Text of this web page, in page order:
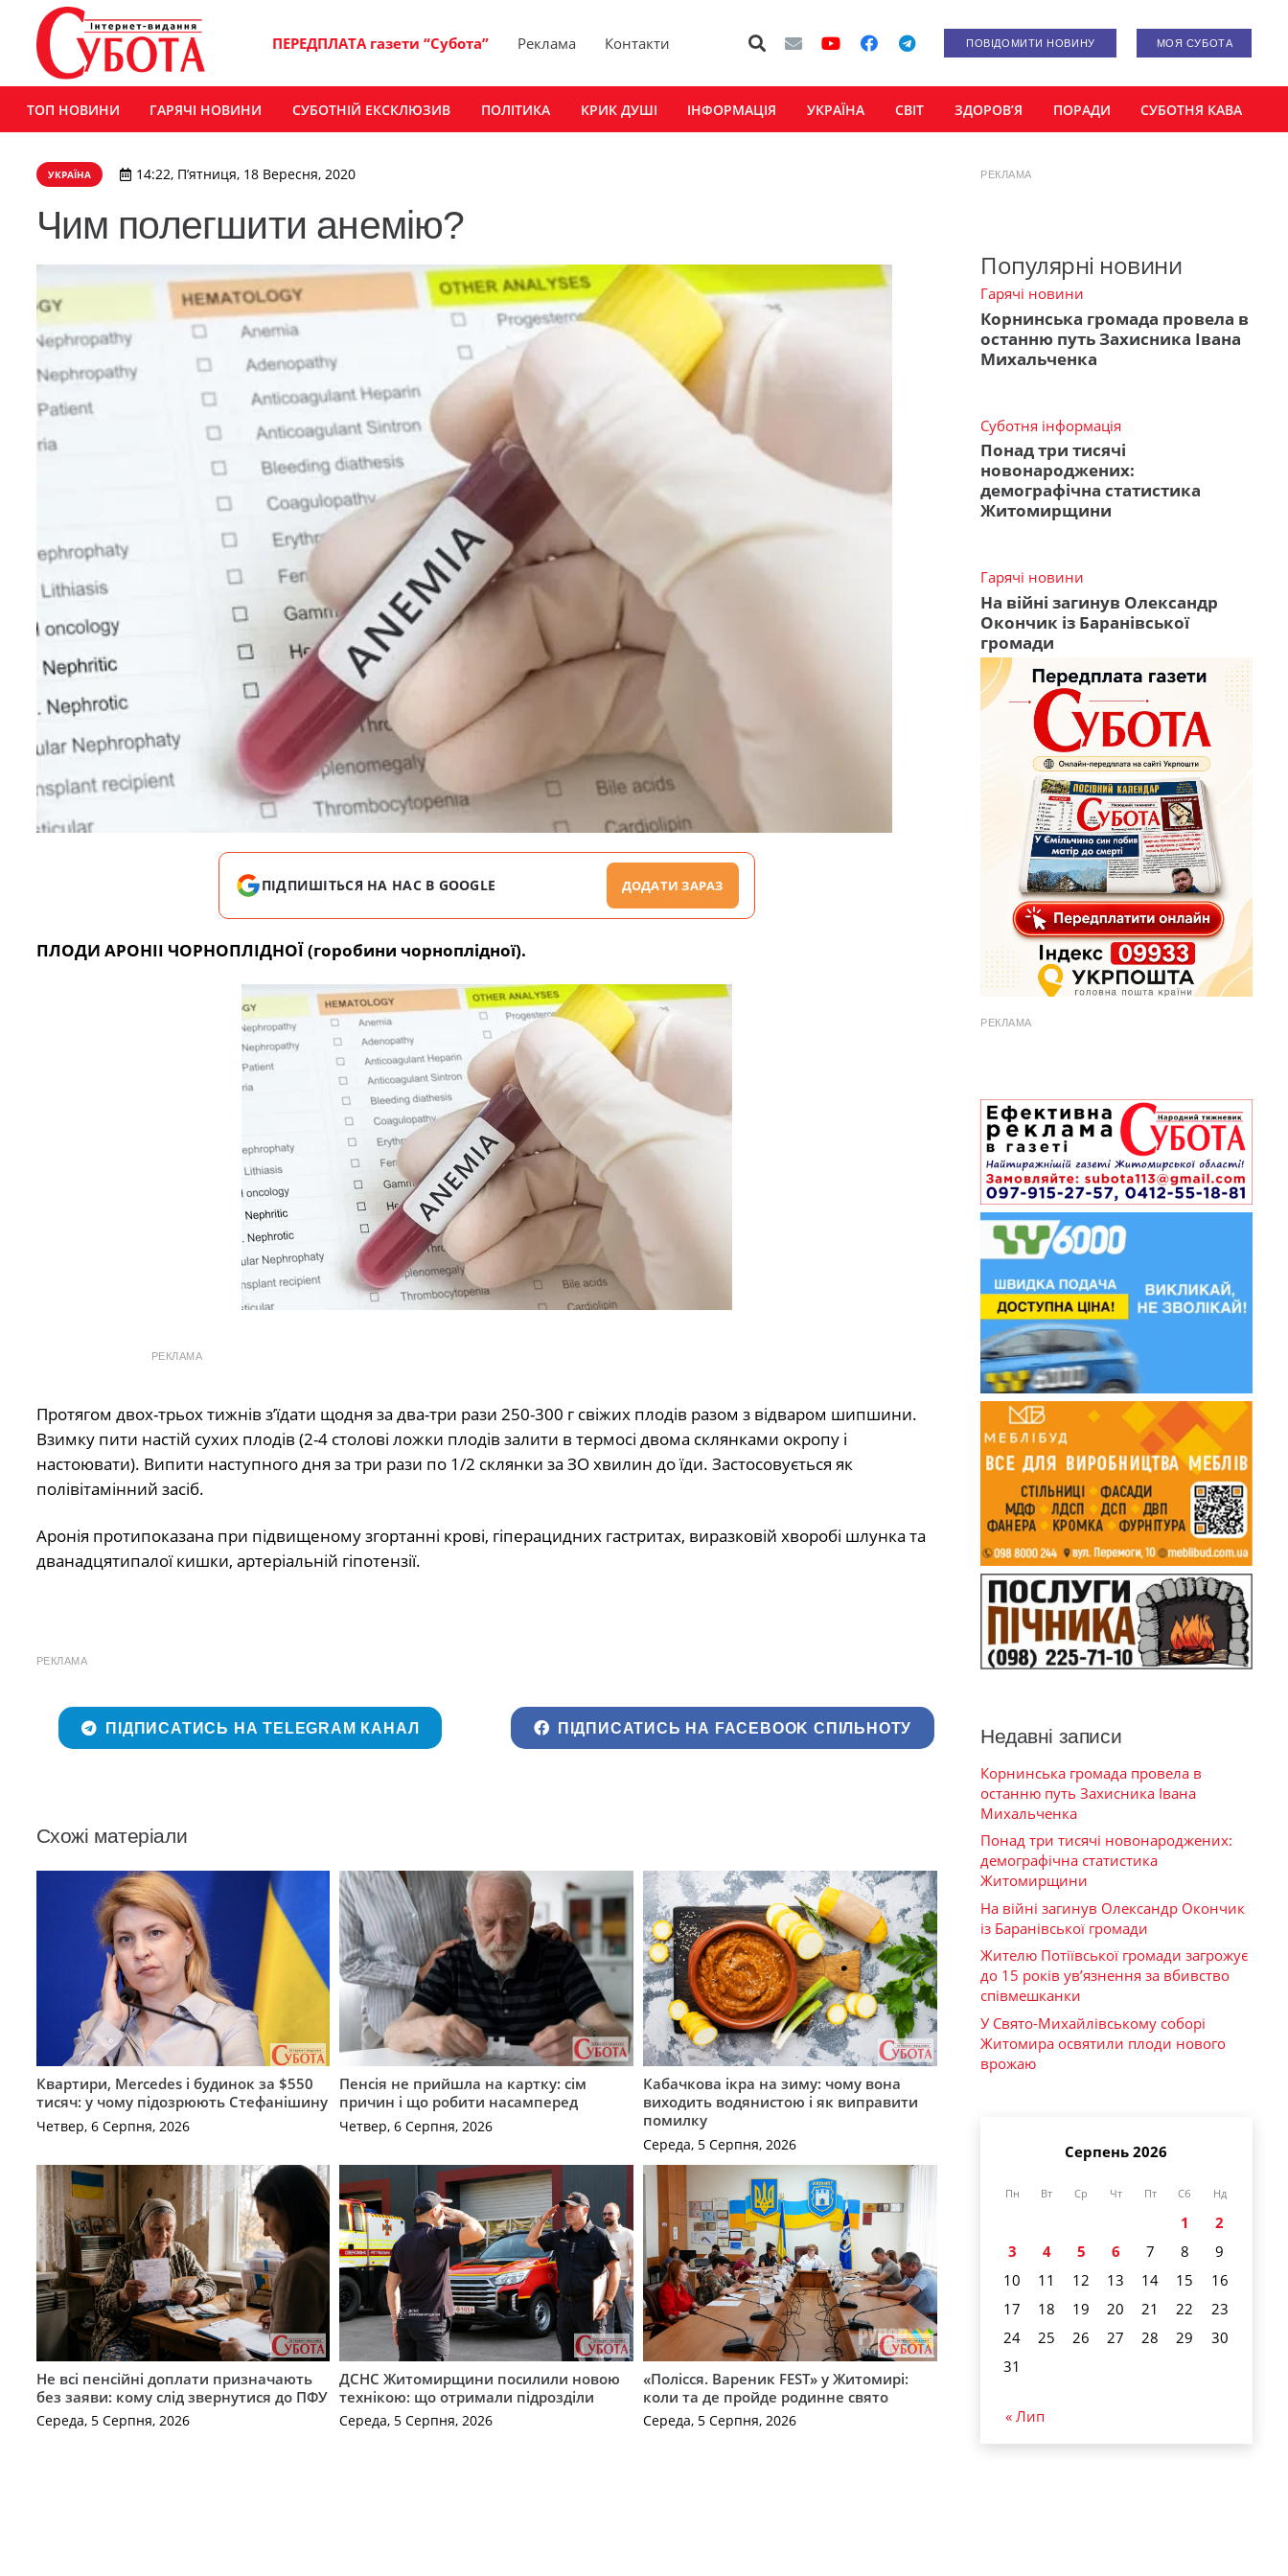
ПЕРЕДПЛАТА газети “Субота” Реклама Контакти ПОВІДОМИТИ НОВИНУ МОЯ СУБОТА
ТОП НОВИНИ ГАРЯЧІ НОВИНИ СУБОТНІЙ ЕКСКЛЮЗИВ ПОЛІТИКА КРИК ДУШІ ІНФОРМАЦІЯ УКРАЇНА СВІТ ЗДОРОВ’Я ПОРАДИ СУБОТНЯ КАВА
УКРАЇНА 14:22, П’ятниця, 18 Вересня, 2020
Чим полегшити анемію?
ПІДПИШІТЬСЯ НА НАС В GOOGLE ДОДАТИ ЗАРАЗ
ПЛОДИ АРОНІІ ЧОРНОПЛІДНОЇ (горобини чорноплідної).
РЕКЛАМА
Протягом двох-трьох тижнів з’їдати щодня за два-три рази 250-300 г свіжих плодів разом з відваром шипшини.
Взимку пити настій сухих плодів (2-4 столові ложки плодів залити в термосі двома склянками окропу і
настоювати). Випити наступного дня за три рази по 1/2 склянки за ЗО хвилин до їди. Застосовується як
полівітамінний засіб.
Аронія протипоказана при підвищеному згортанні крові, гіперацидних гастритах, виразковій хворобі шлунка та
дванадцятипалої кишки, артеріальній гіпотензії.
РЕКЛАМА
ПІДПИСАТИСЬ НА TELEGRAM КАНАЛ ПІДПИСАТИСЬ НА FACEBOOK СПІЛЬНОТУ
Схожі матеріали
Квартири, Mercedes і будинок за $550
тисяч: у чому підозрюють Стефанішину
Четвер, 6 Серпня, 2026
Пенсія не прийшла на картку: сім
причин і що робити насамперед
Четвер, 6 Серпня, 2026
Кабачкова ікра на зиму: чому вона
виходить водянистою і як виправити
помилку
Середа, 5 Серпня, 2026
Не всі пенсійні доплати призначають
без заяви: кому слід звернутися до ПФУ
Середа, 5 Серпня, 2026
ДСНС Житомирщини посилили новою
технікою: що отримали підрозділи
Середа, 5 Серпня, 2026
«Полісся. Вареник FEST» у Житомирі:
коли та де пройде родинне свято
Середа, 5 Серпня, 2026
РЕКЛАМА
Популярні новини
Гарячі новини
Корнинська громада провела в
останню путь Захисника Івана
Михальченка
Суботня інформація
Понад три тисячі
новонароджених:
демографічна статистика
Житомирщини
Гарячі новини
На війні загинув Олександр
Окончик із Баранівської
громади
РЕКЛАМА
Недавні записи
Корнинська громада провела в
останню путь Захисника Івана
Михальченка
Понад три тисячі новонароджених:
демографічна статистика
Житомирщини
На війні загинув Олександр Окончик
із Баранівської громади
Жителю Потіївської громади загрожує
до 15 років ув’язнення за вбивство
співмешканки
У Свято-Михайлівському соборі
Житомира освятили плоди нового
врожаю
Серпень 2026
Пн Вт Ср Чт Пт Сб Нд
1
2
3
4 5 6 7 8
9
10
11 12 13 14 15
16
17
18 19 20 21 22
23
24
25 26 27 28 29
30
31
« Лип